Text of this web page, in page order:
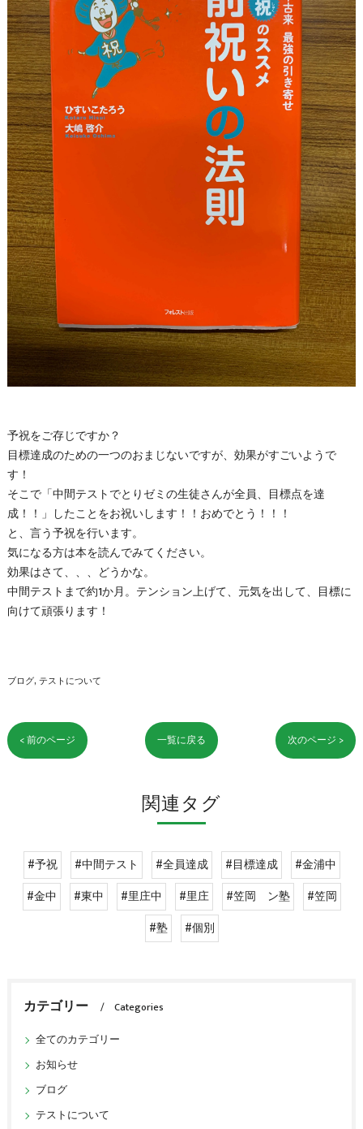
予祝をご存じですか？
目標達成のための一つのおまじないですが、効果がすごいようで
す！
そこで「中間テストでとりゼミの生徒さんが全員、目標点を達
成！！」したことをお祝いします！！おめでとう！！！
と、言う予祝を行います。
気になる方は本を読んでみてください。
効果はさて、、、どうかな。
中間テストまで約1か月。テンション上げて、元気を出して、目標に
向けて頑張ります！
ブログ テストについて
< 前のページ 一覧に戻る 次のページ >
関連タグ
#予祝 #中間テスト #全員達成 #目標達成
#金浦中
#金中
#東中 #里庄中 #里庄 #笠岡 ン塾
#笠岡
#塾
#個別
カテゴリー
Categories
全てのカテゴリー
お知らせ
ブログ
テストについて